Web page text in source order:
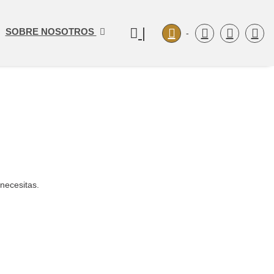
SOBRE NOSOTROS | -